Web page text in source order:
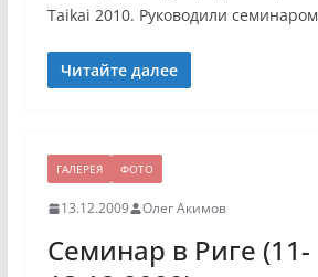
Taikai 2010. Руководили семинаром
Читайте далее
ГАЛЕРЕЯ ФОТО
13.12.2009 Олег Акимов
Семинар в Риге (11-